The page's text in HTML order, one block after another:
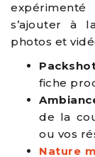
s’ajouter à
photos et
fiche
de la
ou vos
Nature